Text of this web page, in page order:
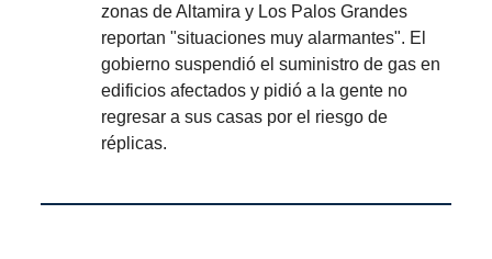
zonas de Altamira y Los Palos Grandes
reportan "situaciones muy alarmantes". El
gobierno suspendió el suministro de gas en
edificios afectados y pidió a la gente no
regresar a sus casas por el riesgo de
réplicas.